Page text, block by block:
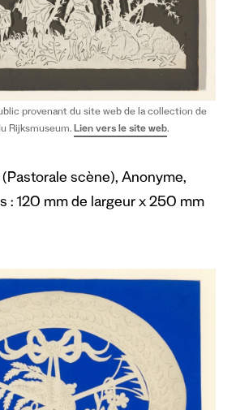
provenant du site web de la collection de
Rijksmuseum. Lien vers le site web.
(Pastorale scène), Anonyme,
: 120 mm de largeur x 250 mm